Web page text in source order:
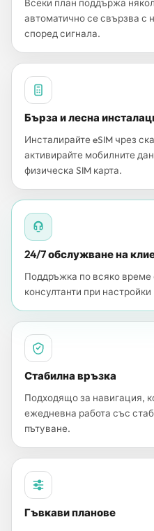
Всеки план поддържа
автоматично се свързва
според сигнала.
Бърза и лесна
Инсталирайте eSIM чрез
активирайте мобилните
физическа SIM карта.
24/7 обслужване на
Поддръжка по всяко време
консултанти при настройки
Стабилна връзка
Подходящо за навигация,
ежедневна работа със
пътуване.
Гъвкави планове